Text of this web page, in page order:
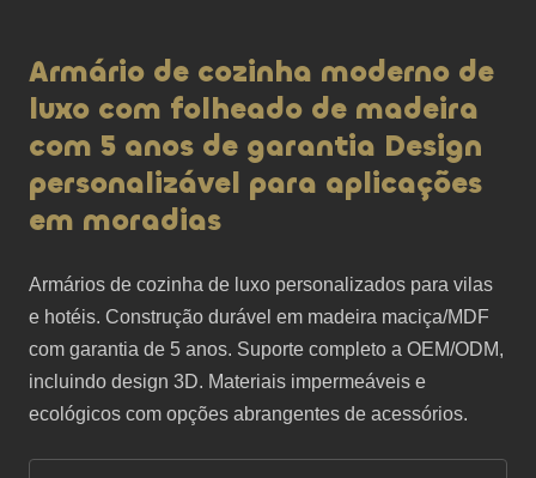
Armário de cozinha moderno de
luxo com folheado de madeira
com 5 anos de garantia Design
personalizável para aplicações
em moradias
Armários de cozinha de luxo personalizados para vilas
e hotéis. Construção durável em madeira maciça/MDF
com garantia de 5 anos. Suporte completo a OEM/ODM,
incluindo design 3D. Materiais impermeáveis ​​e
ecológicos com opções abrangentes de acessórios.